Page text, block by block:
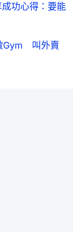
功心得：要能
Gym 叫外賣